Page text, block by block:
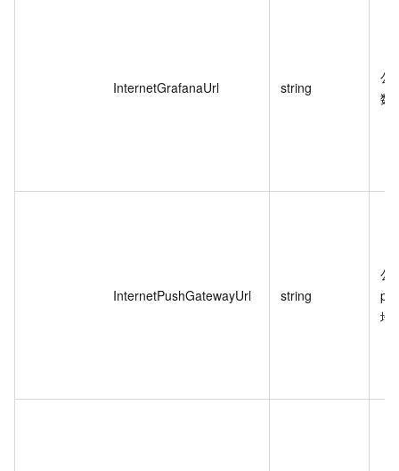
InternetGrafanaUrl string
公
数
InternetPushGatewayUrl string
公
地